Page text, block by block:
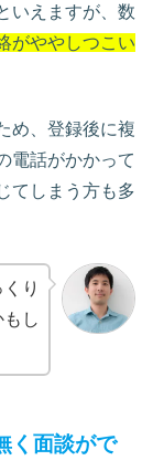
いえますが、数
がややしつこい
め、登録後に複
電話がかかって
てしまう方も多
り
し
く面談がで